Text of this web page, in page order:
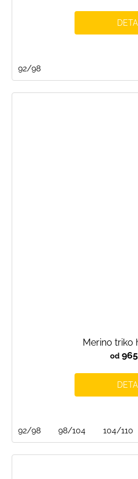
92/98
Merino triko
od
92/98 98/104 104/110